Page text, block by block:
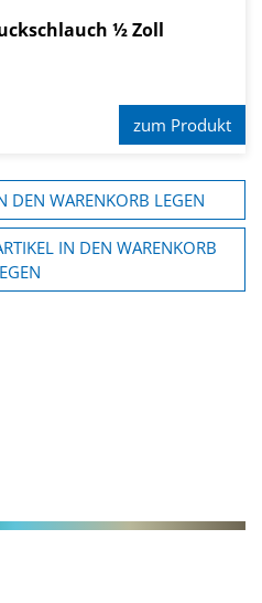
½ Zoll
zum Produkt
DEN WARENKORB LEGEN
IN DEN WARENKORB